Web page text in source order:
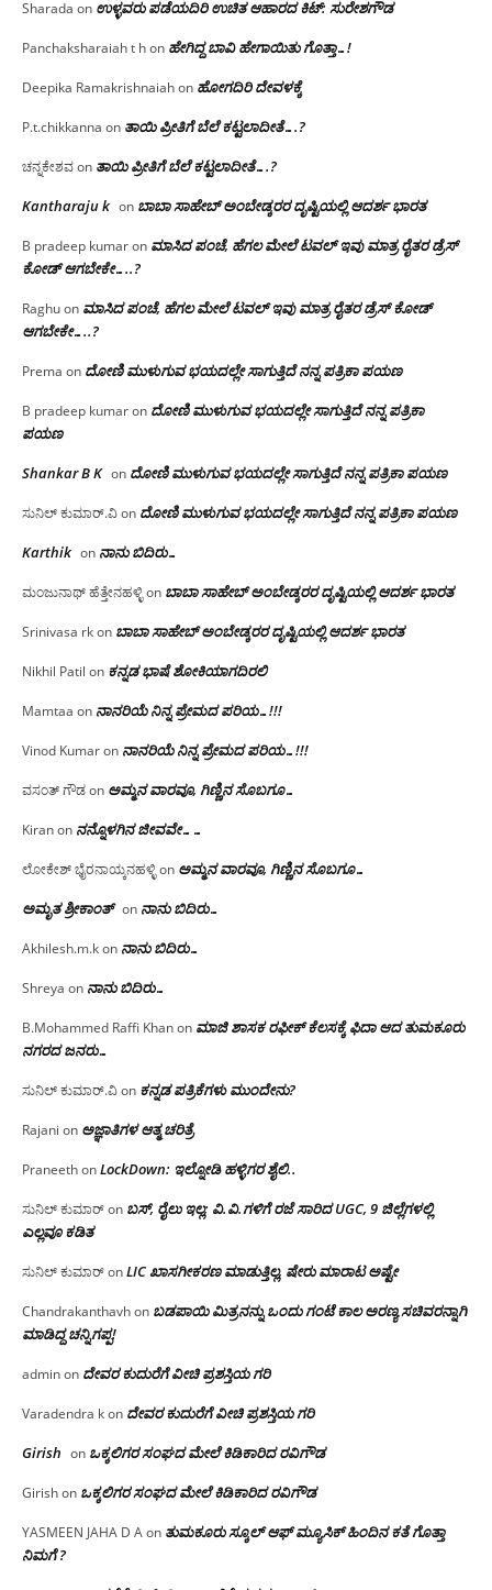
Sharada on ಉಳ್ಳವರು ಪಡೆಯದಿರಿ ಉಚಿತ ಆಹಾರದ ಕಿಟ್: ಸುರೇಶಗೌಡ
Panchaksharaiah t hon ಹೇಗಿದ್ದ ಬಾವಿ ಹೇಗಾಯಿತು ಗೊತ್ತಾ…!
Deepika Ramakrishnaiahon ಹೋಗದಿರಿ ದೇವಳಕ್ಕೆ
P.t.chikkanna on ತಾಯಿ ಪ್ರೀತಿಗೆ ಬೆಲೆ ಕಟ್ಟಲಾದೀತೆ….?
ಚನ್ನಕೇಶವon ತಾಯಿ ಪ್ರೀತಿಗೆ ಬೆಲೆ ಕಟ್ಟಲಾದೀತೆ….?
Kantharaju k on ಬಾಬಾ ಸಾಹೇಬ್ ಅಂಬೇಡ್ಕರರ ದೃಷ್ಟಿಯಲ್ಲಿ ಆದರ್ಶ ಭಾರತ
B pradeep kumaron ಮಾಸಿದ ಪಂಚೆ, ಹೆಗಲ ಮೇಲೆ ಟವಲ್‌ ಇವು ಮಾತ್ರ ರೈತರ ಡ್ರೆಸ್‌
ಕೋಡ್ ಆಗಬೇಕೇ…..?‌
Raghuon ಮಾಸಿದ ಪಂಚೆ, ಹೆಗಲ ಮೇಲೆ ಟವಲ್‌ ಇವು ಮಾತ್ರ ರೈತರ ಡ್ರೆಸ್‌ ಕೋಡ್
ಆಗಬೇಕೇ…..?‌
Prema on ದೋಣಿ ಮುಳುಗುವ ಭಯದಲ್ಲೇ ಸಾಗುತ್ತಿದೆ ನನ್ನ ಪತ್ರಿಕಾ ಪಯಣ
B pradeep kumaron ದೋಣಿ ಮುಳುಗುವ ಭಯದಲ್ಲೇ ಸಾಗುತ್ತಿದೆ ನನ್ನ ಪತ್ರಿಕಾ
ಪಯಣ
Shankar B K on ದೋಣಿ ಮುಳುಗುವ ಭಯದಲ್ಲೇ ಸಾಗುತ್ತಿದೆ ನನ್ನ ಪತ್ರಿಕಾ ಪಯಣ
ಸುನಿಲ್ ಕುಮಾರ್.ವಿon ದೋಣಿ ಮುಳುಗುವ ಭಯದಲ್ಲೇ ಸಾಗುತ್ತಿದೆ ನನ್ನ ಪತ್ರಿಕಾ ಪಯಣ
Karthik on ನಾನು ಬಿದಿರು…
ಮಂಜುನಾಥ್ ಹೆತ್ತೇನಹಳ್ಳಿon ಬಾಬಾ ಸಾಹೇಬ್ ಅಂಬೇಡ್ಕರರ ದೃಷ್ಟಿಯಲ್ಲಿ ಆದರ್ಶ ಭಾರತ
Srinivasa rkon ಬಾಬಾ ಸಾಹೇಬ್ ಅಂಬೇಡ್ಕರರ ದೃಷ್ಟಿಯಲ್ಲಿ ಆದರ್ಶ ಭಾರತ
Nikhil Patil on ಕನ್ನಡ ಭಾಷೆ ಶೋಕಿಯಾಗದಿರಲಿ
Mamtaa on ನಾನರಿಯೆ ನಿನ್ನ ಪ್ರೇಮದ ಪರಿಯ…!!!
Vinod Kumaron ನಾನರಿಯೆ ನಿನ್ನ ಪ್ರೇಮದ ಪರಿಯ…!!!
ವಸಂತ್ ಗೌಡon ಅಮ್ಮನ ವಾರವೂ, ಗಿಣ್ಣಿನ ಸೊಬಗೂ…
Kiranon ನನ್ನೊಳಗಿನ ಜೀವವೇ……
ಲೋಕೇಶ್ ಭೈರನಾಯ್ಕನಹಳ್ಳಿon ಅಮ್ಮನ ವಾರವೂ, ಗಿಣ್ಣಿನ ಸೊಬಗೂ…
ಅಮೃತ ಶ್ರೀಕಾಂತ್ on ನಾನು ಬಿದಿರು…
Akhilesh.m.kon ನಾನು ಬಿದಿರು…
Shreya on ನಾನು ಬಿದಿರು…
B.Mohammed Raffi Khanon ಮಾಜಿ ಶಾಸಕ ರಫೀಕ್ ಕೆಲಸಕ್ಕೆ ಫಿದಾ ಆದ ತುಮಕೂರು
ನಗರದ ಜನರು…
ಸುನಿಲ್ ಕುಮಾರ್.ವಿon ಕನ್ನಡ ಪತ್ರಿಕೆಗಳು ಮುಂದೇನು?
Rajani on ಅಜ್ಞಾತಿಗಳ ಆತ್ಮ ಚರಿತ್ರೆ
PraneethonLockDown: ಇಲ್ನೋಡಿ ಹಳ್ಳಿಗರ ಶೈಲಿ..
ಸುನಿಲ್ ಕುಮಾರ್on ಬಸ್, ರೈಲು ಇಲ್ಲ; ವಿ.ವಿ.ಗಳಿಗೆ ರಜೆ ಸಾರಿದ UGC, 9 ಜಿಲ್ಲೆಗಳಲ್ಲಿ
ಎಲ್ಲವೂ ಕಡಿತ
ಸುನಿಲ್ ಕುಮಾರ್onLIC ಖಾಸಗೀಕರಣ ಮಾಡುತ್ತಿಲ್ಲ, ಷೇರು ಮಾರಾಟ ಅಷ್ಟೇ
Chandrakanthavhon ಬಡಪಾಯಿ ಮಿತ್ರನನ್ನು ಒಂದು ಗಂಟೆ ಕಾಲ ಅರಣ್ಯ ಸಚಿವರನ್ನಾಗಿ
ಮಾಡಿದ್ದ ಚನ್ನಿಗಪ್ಪ!
adminon ದೇವರ ಕುದುರೆಗೆ ವೀಚಿ ಪ್ರಶಸ್ತಿಯ ಗರಿ
Varadendra kon ದೇವರ ಕುದುರೆಗೆ ವೀಚಿ ಪ್ರಶಸ್ತಿಯ ಗರಿ
Girish on ಒಕ್ಕಲಿಗರ ಸಂಘದ ಮೇಲೆ ಕಿಡಿಕಾರಿದ ರವಿಗೌಡ
Girishon ಒಕ್ಕಲಿಗರ ಸಂಘದ ಮೇಲೆ ಕಿಡಿಕಾರಿದ ರವಿಗೌಡ
YASMEEN JAHA D Aon ತುಮಕೂರು ಸ್ಕೂಲ್ ಆಫ್ ಮ್ಯೂಸಿಕ್ ಹಿಂದಿನ ಕತೆ ಗೊತ್ತಾ
ನಿಮಗೆ ?